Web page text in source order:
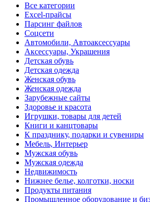
Все категории
Excel-прайсы
Парсинг файлов
Соцсети
Автомобили, Автоаксессуары
Аксессуары, Украшения
Детская обувь
Детская одежда
Женская обувь
Женская одежда
Зарубежные сайты
Здоровье и красота
Игрушки, товары для детей
Книги и канцтовары
К празднику, подарки и сувениры
Мебель, Интерьер
Мужская обувь
Мужская одежда
Недвижимость
Нижнее белье, колготки, носки
Продукты питания
Промышленное оборудование и